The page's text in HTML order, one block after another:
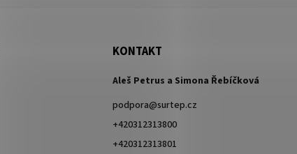
KONTAKT
Aleš Petrus a Simona Řebíčková
podpora@surtep.cz
+420312313800
+420312313801